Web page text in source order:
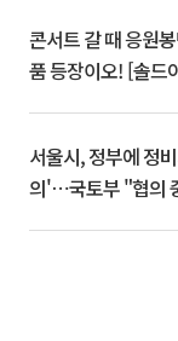
콘서트 갈 때 응원
품 등장이오! [솔드
서울시, 정부에 정
의'⋯국토부 "협의